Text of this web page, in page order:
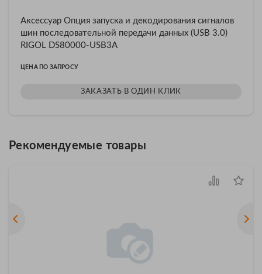
Аксессуар Опция запуска и декодирования сигналов
шин последовательной передачи данных (USB 3.0)
RIGOL DS80000-USB3A
ЦЕНА ПО ЗАПРОСУ
ЗАКАЗАТЬ В ОДИН КЛИК
Рекомендуемые товары